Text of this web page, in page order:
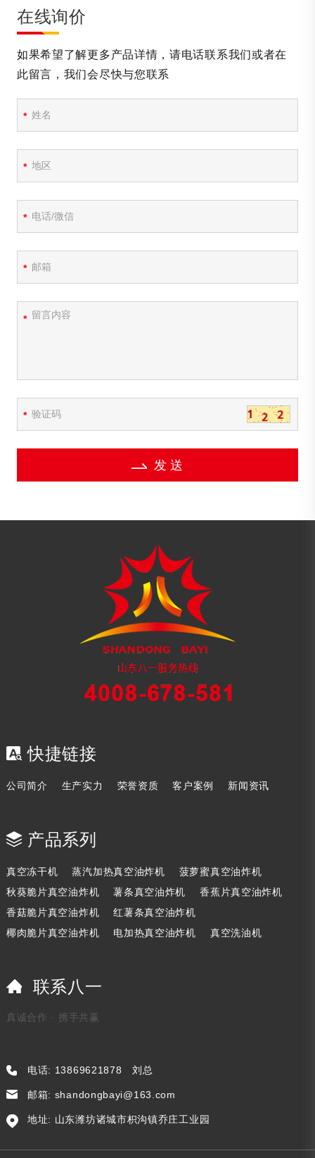
在线询价
如果希望了解更多产品详情，请电话联系我们或者在
此留言，我们会尽快与您联系
*
*
*
*
*
*
发 送
快捷链接
公司简介 生产实力 荣誉资质 客户案例 新闻资讯
产品系列
真空冻干机 蒸汽加热真空油炸机
菠萝蜜真空油炸机
秋葵脆片真空油炸机
薯条真空油炸机
香蕉片真空油炸机
香菇脆片真空油炸机
红薯条真空油炸机
椰肉脆片真空油炸机
电加热真空油炸机 真空洗油机
联系八一
真诚合作 · 携手共赢
电话: 13869621878 刘总
邮箱: shandongbayi@163.com
地址: 山东潍坊诸城市枳沟镇乔庄工业园